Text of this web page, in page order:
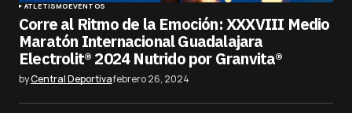
ATLETISMOEVENTOS
Corre al Ritmo de la Emoción: XXXVIII Medio
Maratón Internacional Guadalajara
Electrolit® 2024 Nutrido por Granvita®
byCentral Deportivafebrero 26, 2024